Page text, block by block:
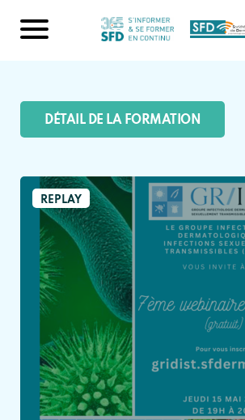
DÉTAIL DE LA FORMATION
REPLAY